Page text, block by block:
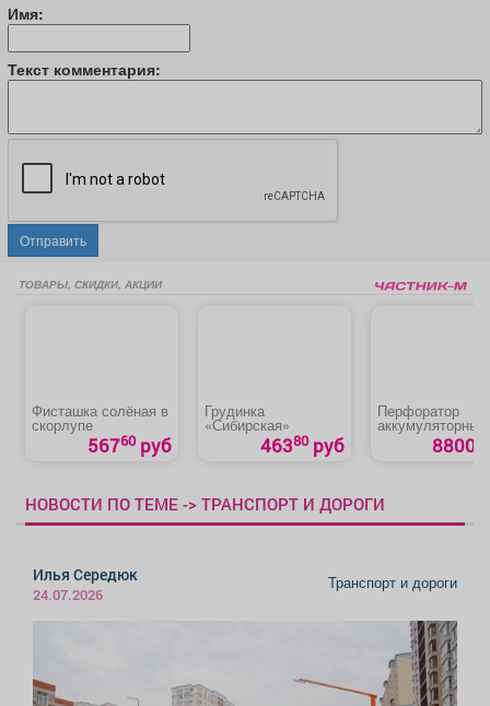
Имя:
Текст комментария:
Отправить
ТОВАРЫ, СКИДКИ, АКЦИИ
Фисташка солёная в
скорлупе
56760 руб
Грудинка
«Сибирская»
46380 руб
Перфоратор
аккумуляторный
бесщеточный
RHB-BL-20-26»
8800
НОВОСТИ ПО ТЕМЕ -> ТРАНСПОРТ И ДОРОГИ
Илья Середюк
24.07.2026
Транспорт и дороги